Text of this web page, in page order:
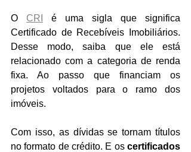
O CRI
é uma sigla que significa
Certificado de Recebíveis Imobiliários.
Desse modo, saiba que ele está
relacionado com a categoria de renda
fixa. Ao passo que financiam os
projetos voltados para o ramo dos
imóveis.
Com isso, as dívidas se tornam títulos
no formato de crédito. E os certificados